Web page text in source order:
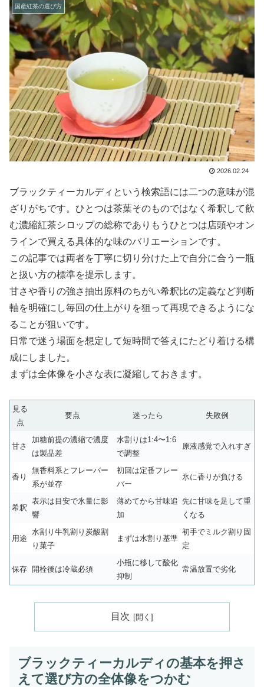
国産紅茶の選び方
2026.02.24
ブラックティーカルディという検索語には二つの意味が混
ざりがちです。ひとつは茶葉そのものではなく希釈して飲
む濃縮紅茶シロップの総称でありもうひとつは店頭やオン
ラインで買える具体的な味のバリエーションです。
この記事では両者を丁寧に切り分けた上で自分に合う一瓶
と扱い方の標準を提示します。
甘さや香りの強さ抽出原料のちがい希釈比の定義など判断
軸を明確にし毎回の仕上がりを狙って再現できるようにな
ることが狙いです。
日常で迷う場面を想定して短時間で答えにたどり着ける構
成にしました。
まずは全体像を小さな表に凝縮しておきます。
見る
点
要点 迷ったら 失敗例
甘さ
加糖前提の濃縮で濃度
は製品差
水割りは1:4〜1:6
で調整
原液感覚で入れすぎ
香り
無香料系とフレーバー
系が並存
初回は定番フレー
バー
氷に香りが負ける
希釈
表示は目安で氷量に影
響
薄めてから甘味追
加
先に甘味を足して重
くなる
用途
水割り牛乳割り炭酸割
り菓子
まずは水割り基準
初手でミルク割り固
定
保存 開栓後は冷蔵必須
小瓶に移して酸化
抑制
常温放置で劣化
目次
ブラックティーカルディの基本を押さ
えて選び方の全体像をつかむ